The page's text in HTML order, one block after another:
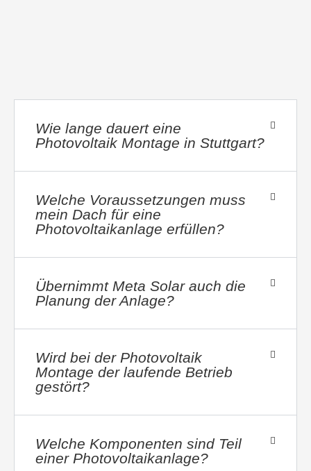
Wie lange dauert eine
Photovoltaik Montage in Stuttgart?
Welche Voraussetzungen muss
mein Dach für eine
Photovoltaikanlage erfüllen?
Übernimmt Meta Solar auch die
Planung der Anlage?
Wird bei der Photovoltaik
Montage der laufende Betrieb
gestört?
Welche Komponenten sind Teil
einer Photovoltaikanlage?